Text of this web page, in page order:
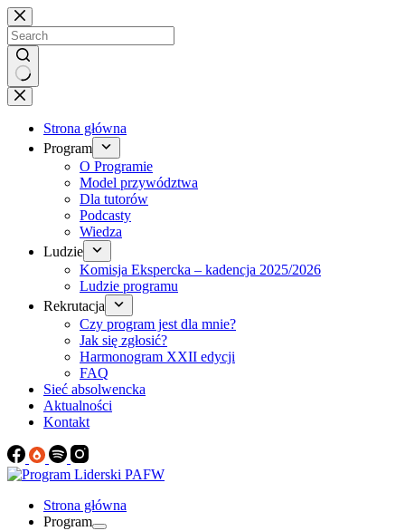
Brak
wyników
Strona główna
Program
O Programie
Model przywództwa
Dla tutorów
Podcasty
Wiedza
Ludzie
Komisja Ekspercka – kadencja 2025/2026
Ludzie programu
Rekrutacja
Czy program jest dla mnie?
Jak się zgłosić?
Harmonogram XXII edycji
FAQ
Sieć absolwencka
Aktualności
Kontakt
Strona główna
Program